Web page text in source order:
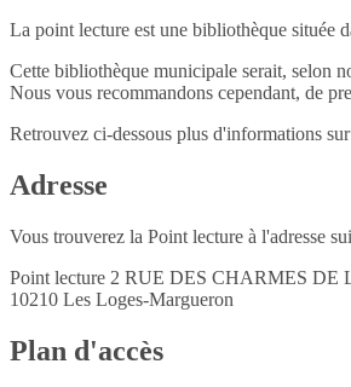
La point lecture est une bibliothèque située
Cette bibliothèque municipale serait, selon
Nous vous recommandons cependant, de
Retrouvez ci-dessous plus d'informations
Adresse
Vous trouverez la Point lecture à l'adresse
Point lecture 2 RUE DES CHARMES DE
10210 Les Loges-Margueron
Plan d'accès